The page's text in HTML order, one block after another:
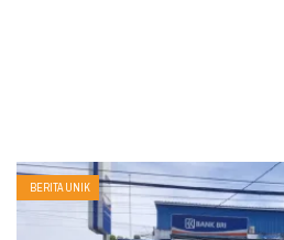
BERITA UNIK